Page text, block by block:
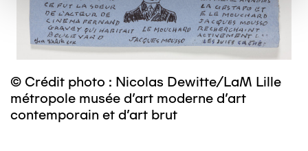
© Crédit photo : Nicolas Dewitte/LaM Lille
métropole musée d’art moderne d’art
contemporain et d’art brut